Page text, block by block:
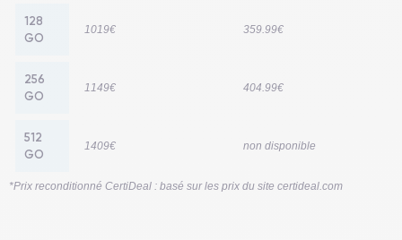
128
GO
1019€ 359.99€
256
GO
1149€ 404.99€
512
GO
1409€ non disponible
*Prix reconditionné CertiDeal : basé sur les prix du site certideal.com